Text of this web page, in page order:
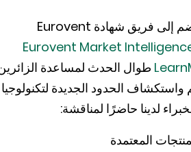
في الجناح F63، انضم إلى فريق شهادة Eurovent
Eurovent Market
طوال الحدث لمساعدة الزائرين
الحدود الجديدة لتكنولوجيا
لدينا حاضرًا لمناقشة:
المعتمدة